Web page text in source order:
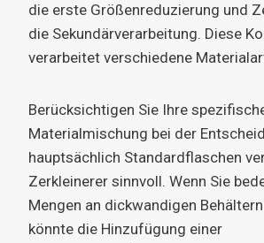
die erste Größenreduzierung und
die Sekundärverarbeitung. Diese
verarbeitet verschiedene
Berücksichtigen Sie Ihre
Materialmischung bei der
hauptsächlich Standardflaschen
Zerkleinerer sinnvoll. Wenn Sie
Mengen an dickwandigen
könnte die Hinzufügung einer